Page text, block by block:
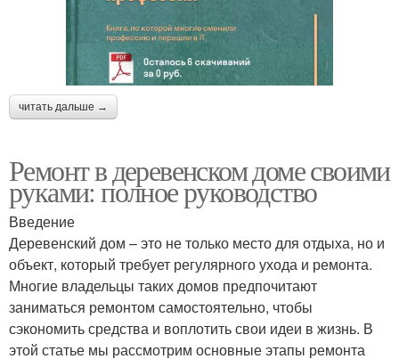
читать дальше →
Ремонт в деревенском доме своими
руками: полное руководство
Введение
Деревенский дом – это не только место для отдыха, но и
объект, который требует регулярного ухода и ремонта.
Многие владельцы таких домов предпочитают
заниматься ремонтом самостоятельно, чтобы
сэкономить средства и воплотить свои идеи в жизнь. В
этой статье мы рассмотрим основные этапы ремонта